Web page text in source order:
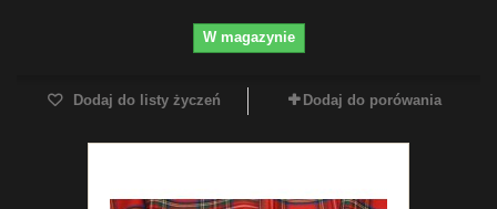
W magazynie
Dodaj do listy życzeń Dodaj do porówania